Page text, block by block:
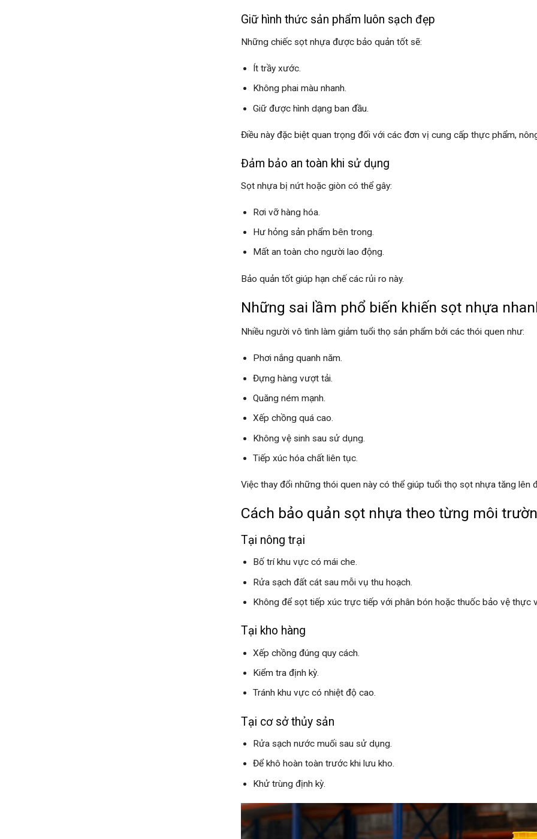
Giữ hình thức sản phẩm luôn sạch đẹp
Những chiếc sọt nhựa được bảo quản tốt sẽ:
Ít trầy xước.
Không phai màu nhanh.
Giữ được hình dạng ban đầu.
Điều này đặc biệt quan trọng đối với các đơn vị cung cấp thực phẩm,
Đảm bảo an toàn khi sử dụng
Sọt nhựa bị nứt hoặc giòn có thể gây:
Rơi vỡ hàng hóa.
Hư hỏng sản phẩm bên trong.
Mất an toàn cho người lao động.
Bảo quản tốt giúp hạn chế các rủi ro này.
Những sai lầm phổ biến khiến sọt nhựa
Nhiều người vô tình làm giảm tuổi thọ sản phẩm bởi các thói quen như:
Phơi nắng quanh năm.
Đựng hàng vượt tải.
Quăng ném mạnh.
Xếp chồng quá cao.
Không vệ sinh sau sử dụng.
Tiếp xúc hóa chất liên tục.
Việc thay đổi những thói quen này có thể giúp tuổi thọ sọt nhựa tăng lên
Cách bảo quản sọt nhựa theo từng môi
Tại nông trại
Bố trí khu vực có mái che.
Rửa sạch đất cát sau mỗi vụ thu hoạch.
Không để sọt tiếp xúc trực tiếp với phân bón hoặc thuốc bảo vệ thực
Tại kho hàng
Xếp chồng đúng quy cách.
Kiểm tra định kỳ.
Tránh khu vực có nhiệt độ cao.
Tại cơ sở thủy sản
Rửa sạch nước muối sau sử dụng.
Để khô hoàn toàn trước khi lưu kho.
Khử trùng định kỳ.